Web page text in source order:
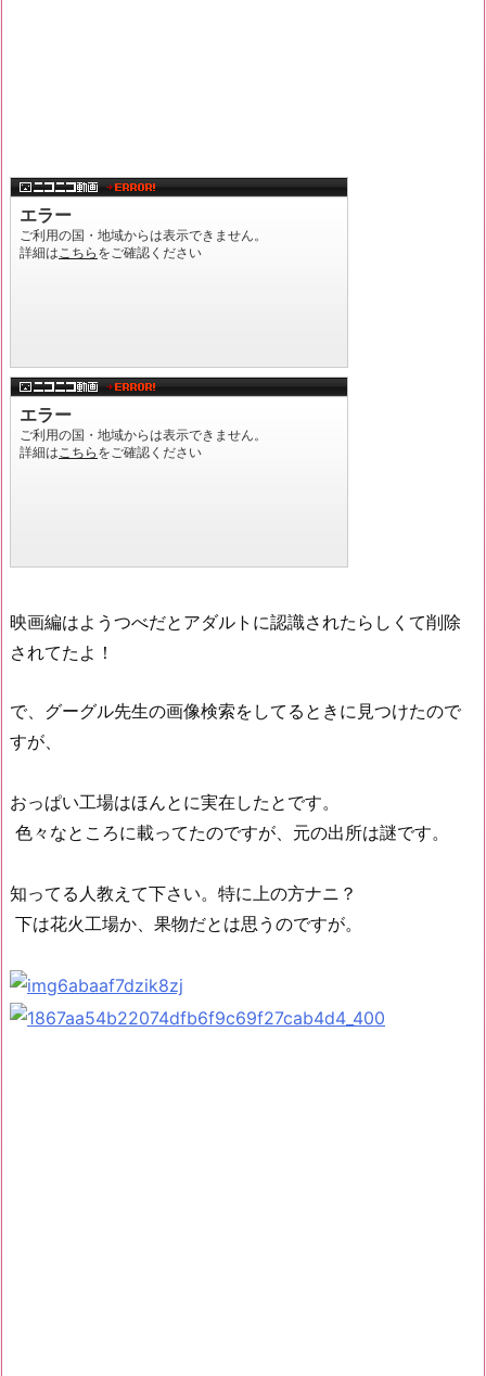
映画編はようつべだとアダルトに認識されたらしくて削除
されてたよ！
で、グーグル先生の画像検索をしてるときに見つけたので
すが、
おっぱい工場はほんとに実在したとです。
色々なところに載ってたのですが、元の出所は謎です。
知ってる人教えて下さい。特に上の方ナニ？
下は花火工場か、果物だとは思うのですが。